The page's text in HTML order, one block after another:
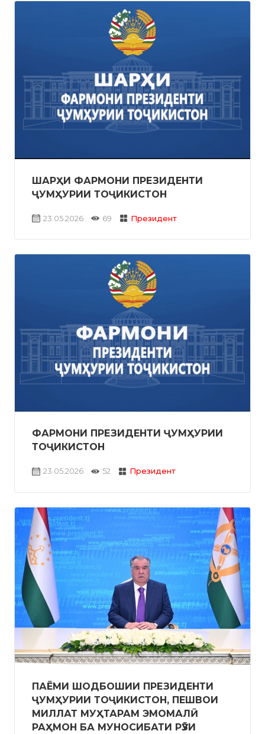
23.05.2026 69 Президент
ШАРҲИ ФАРМОНИ ПРЕЗИДЕНТИ
ҶУМҲУРИИ ТОҶИКИСТОН
23.05.2026 52 Президент
ФАРМОНИ ПРЕЗИДЕНТИ ҶУМҲУРИИ
ТОҶИКИСТОН
ПАЁМИ ШОДБОШИИ ПРЕЗИДЕНТИ
ҶУМҲУРИИ ТОҶИКИСТОН, ПЕШВОИ
МИЛЛАТ МУҲТАРАМ ЭМОМАЛӢ
РАҲМОН БА МУНОСИБАТИ РӮЗИ